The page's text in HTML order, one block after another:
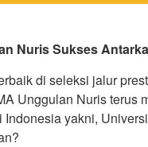
Nuris Sukses
di seleksi jalur
Unggulan Nuris terus
yakni,